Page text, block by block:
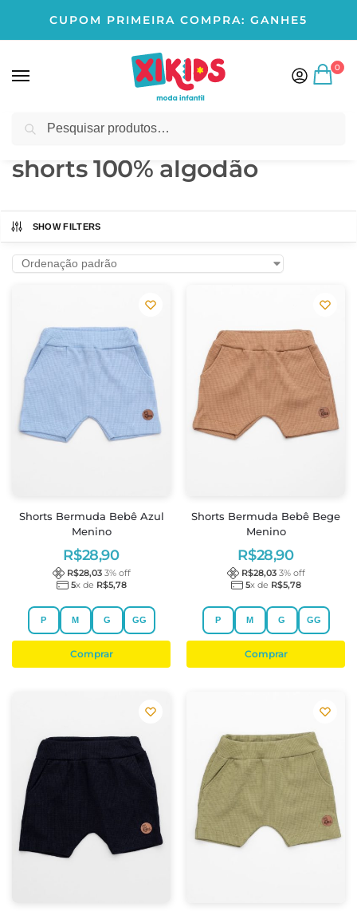
CUPOM PRIMEIRA COMPRA: GANHE5
0
Início Produtos marcados com a tag “shorts 100% algodão”
shorts 100% algodão
SHOW FILTERS
Shorts Bermuda Bebê Azul
Menino
R$28,90
R$28,03 3% off
5x de R$5,78
P M G GG
Comprar
Shorts Bermuda Bebê Bege
Menino
R$28,90
R$28,03 3% off
5x de R$5,78
P M G GG
Comprar